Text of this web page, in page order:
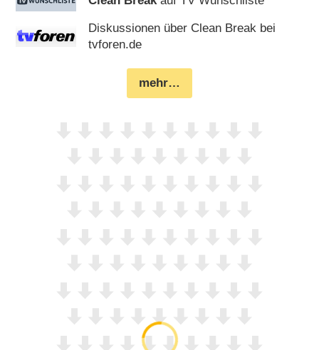
Diskussionen über Clean Break bei
tvforen.de
mehr…